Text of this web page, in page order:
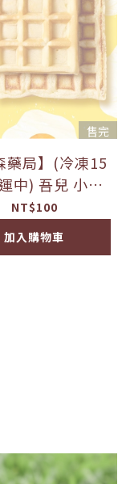
售完
藥局】(冷凍15
中) 吾兒 小鬆
味鬆餅（1包2
造:3/23)保存1
80天
NT$100
加入購物車